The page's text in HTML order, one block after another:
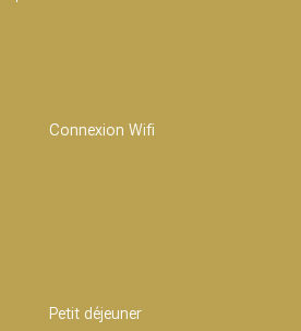
Connexion Wifi
Petit déjeuner